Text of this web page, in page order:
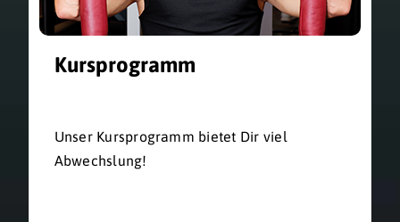
Kursprogramm
Unser Kursprogramm bietet Dir viel
Abwechslung!